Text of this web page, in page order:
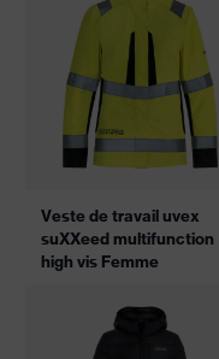
Veste de travail uvex
suXXeed multifunction
high vis Femme